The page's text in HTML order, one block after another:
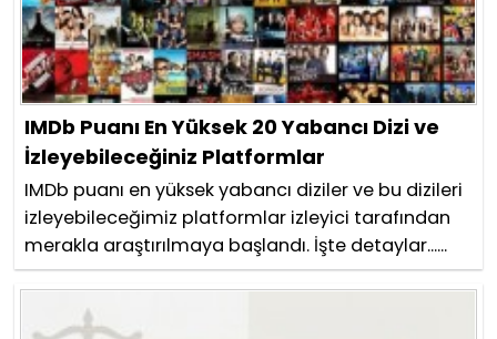
IMDb Puanı En Yüksek 20 Yabancı Dizi ve
İzleyebileceğiniz Platformlar
IMDb puanı en yüksek yabancı diziler ve bu dizileri
izleyebileceğimiz platformlar izleyici tarafından
merakla araştırılmaya başlandı. İşte detaylar......